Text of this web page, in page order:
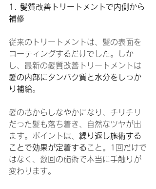
1. 髪質改善トリートメントで内側から
補修
従来のトリートメントは、髪の表面を
コーティングするだけでした。しか
し、最新の髪質改善トリートメントは
髪の内部にタンパク質と水分をしっか
り補給。
髪の芯からしなやかになり、チリチリ
だった髪も落ち着き、自然なツヤが出
ます。ポイントは、 繰り返し施術する
ことで効果が定着すること。1回だけで
はなく、数回の施術で本当に手触りが
変わります。